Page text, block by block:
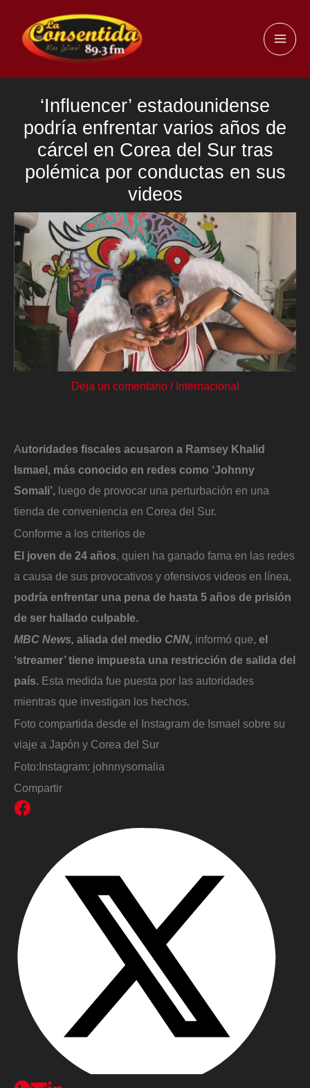
contenido
‘Influencer’ estadounidense
podría enfrentar varios años de
cárcel en Corea del Sur tras
polémica por conductas en sus
videos
Deja un comentario / Internacional
Autoridades fiscales acusaron a Ramsey Khalid
Ismael, más conocido en redes como ‘Johnny
Somali’, luego de provocar una perturbación en una
tienda de conveniencia en Corea del Sur.
Conforme a los criterios de
El joven de 24 años, quien ha ganado fama en las redes
a causa de sus provocativos y ofensivos videos en línea,
podría enfrentar una pena de hasta 5 años de prisión
de ser hallado culpable.
MBC News, aliada del medio CNN, informó que, el
‘streamer’ tiene impuesta una restricción de salida del
país. Esta medida fue puesta por las autoridades
mientras que investigan los hechos.
Foto compartida desde el Instagram de Ismael sobre su
viaje a Japón y Corea del Sur
Foto:Instagram: johnnysomalia
Compartir